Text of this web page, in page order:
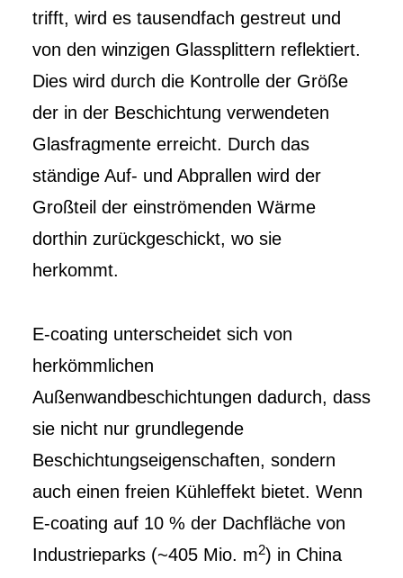
trifft, wird es tausendfach gestreut und
von den winzigen Glassplittern reflektiert.
Dies wird durch die Kontrolle der Größe
der in der Beschichtung verwendeten
Glasfragmente erreicht. Durch das
ständige Auf- und Abprallen wird der
Großteil der einströmenden Wärme
dorthin zurückgeschickt, wo sie
herkommt.
E-coating unterscheidet sich von
herkömmlichen
Außenwandbeschichtungen dadurch, dass
sie nicht nur grundlegende
Beschichtungseigenschaften, sondern
auch einen freien Kühleffekt bietet. Wenn
E-coating auf 10 % der Dachfläche von
Industrieparks (~405 Mio. m2) in China